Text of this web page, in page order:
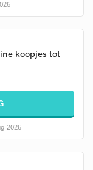
koopjes tot
2026